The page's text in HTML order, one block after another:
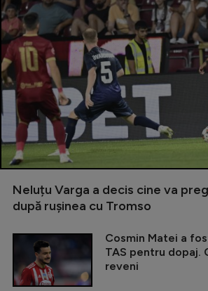
Neluțu Varga a decis cine va
după rușinea cu Tromso
Cosmin Matei a
TAS pentru dopaj.
reveni